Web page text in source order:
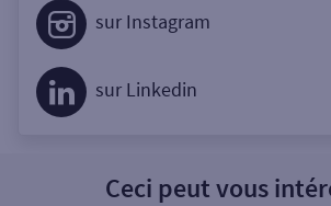
sur Instagram
sur Linkedin
Ceci peut vous